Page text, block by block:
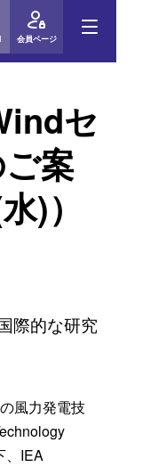
会員ページ
セ
案
)）
際的な研究
風力発電技
、IEA